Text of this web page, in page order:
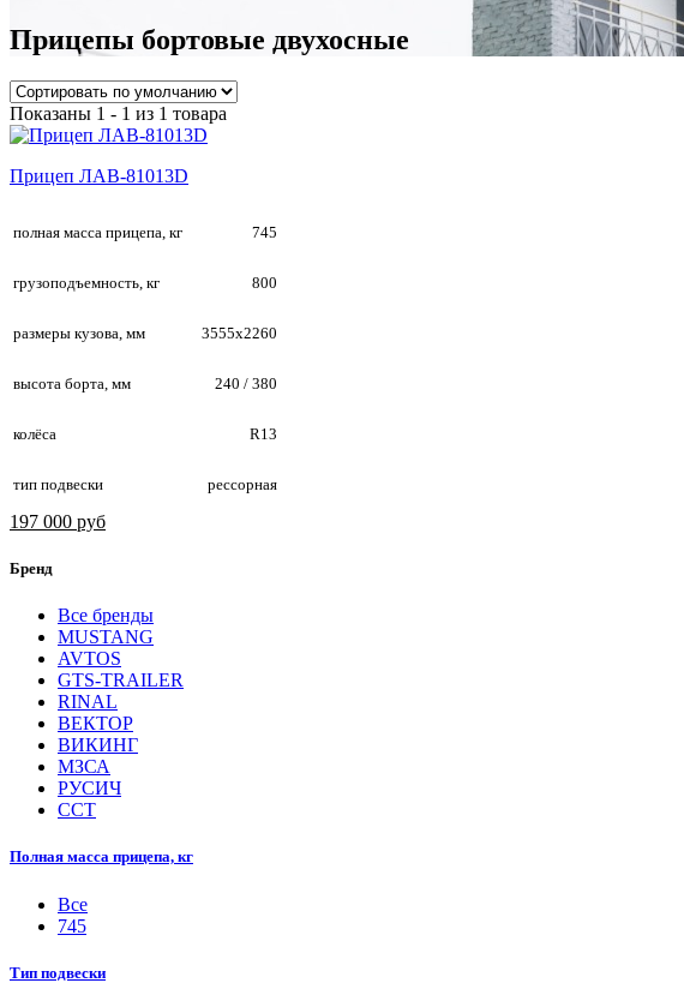
Прицепы бортовые двухосные
Показаны 1 - 1 из 1 товара
Прицеп ЛАВ-81013D
полная масса прицепа, кг 745
грузоподъемность, кг 800
размеры кузова, мм 3555х2260
высота борта, мм 240 / 380
колёса R13
тип подвески рессорная
197 000 руб
Бренд
Все бренды
MUSTANG
AVTOS
GTS-TRAILER
RINAL
ВЕКТОР
ВИКИНГ
МЗСА
РУСИЧ
ССТ
Полная масса прицепа, кг
Все
745
Тип подвески